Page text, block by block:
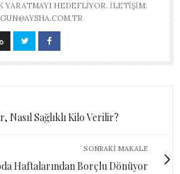
YARATMAYI HEDEFLIYOR. İLETIŞIM:
Nasıl Sağlıklı Kilo Verilir?
SONRAKI MAKALE
Haftalarından Borçlu Dönüyor